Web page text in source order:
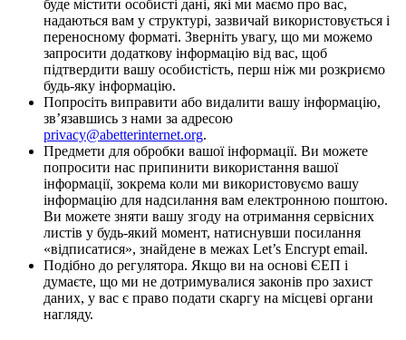
буде містити особисті дані, які ми маємо про вас,
надаються вам у структурі, зазвичай використовується і
переносному форматі. Зверніть увагу, що ми можемо
запросити додаткову інформацію від вас, щоб
підтвердити вашу особистість, перш ніж ми розкриємо
будь-яку інформацію.
Попросіть виправити або видалити вашу інформацію,
зв’язавшись з нами за адресою
privacy@abetterinternet.org.
Предмети для обробки вашої інформації. Ви можете
попросити нас припинити використання вашої
інформації, зокрема коли ми використовуємо вашу
інформацію для надсилання вам електронною поштою.
Ви можете зняти вашу згоду на отримання сервісних
листів у будь-який момент, натиснувши посилання
«відписатися», знайдене в межах Let’s Encrypt email.
Подібно до регулятора. Якщо ви на основі ЄЕП і
думаєте, що ми не дотримувалися законів про захист
даних, у вас є право подати скаргу на місцеві органи
нагляду.